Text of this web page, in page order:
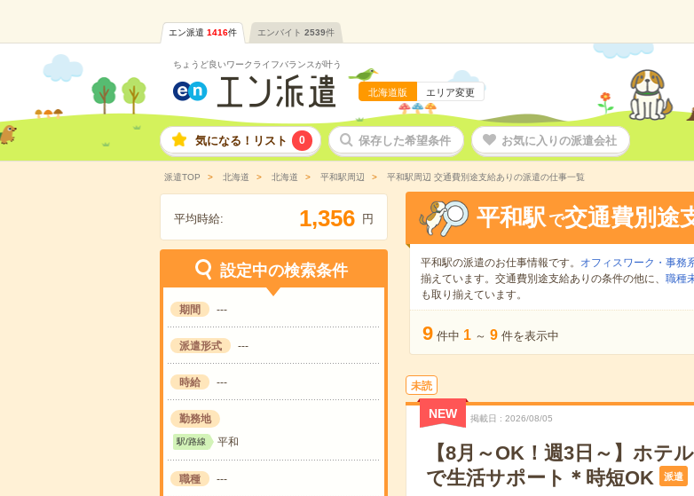
エン派遣 1416件 エンバイト 2539件
ちょうど良いワークライフバランスが叶う
北海道版 エリア変更
気になる！リスト 0 保存した希望条件 お気に入りの派遣会社
派遣TOP 北海道 北海道 平和駅周辺 平和駅周辺 交通費別途支給ありの派遣の仕事一覧
平均時給: 1,356 円
設定中の検索条件
期間 ---
派遣形式 ---
時給 ---
勤務地
駅/路線 平和
職種 ---
平和駅 で交通費別途
平和駅の派遣のお仕事情報です。 オフィスワーク・事務
揃えています。交通費別途支給ありの条件の他に、 職種
も取り揃えています。
9 件中 1 ～ 9 件を表示中
未読
NEW 掲載日 2026/08/05
【8月～OK！週3日～】ホテ
で生活サポート＊時短OK
派遣